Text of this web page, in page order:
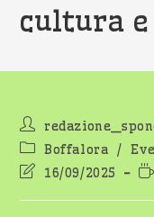
cultura
Autore
dell'articolo:
Categoria
dell'articolo:
Boffalora /
Ultima
dell'articolo:
16/09/2025